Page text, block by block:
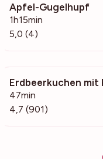
Apfel-Gugelhupf
1h15min
5,0 (4)
Erdbeerkuchen mit
47min
4,7 (901)